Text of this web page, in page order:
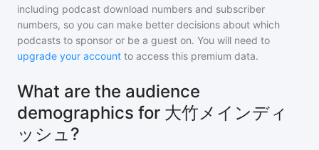
including podcast download numbers and subscriber
numbers, so you can make better decisions about which
podcasts to sponsor or be a guest on. You will need to
upgrade your account to access this premium data.
What are the audience
demographics for 大竹メインディ
ッシュ?